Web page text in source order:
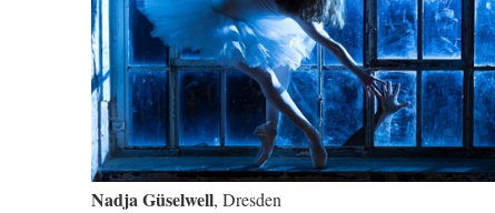
Nadja Güselwell, Dresden